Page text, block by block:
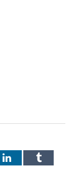
LinkedInTumblr